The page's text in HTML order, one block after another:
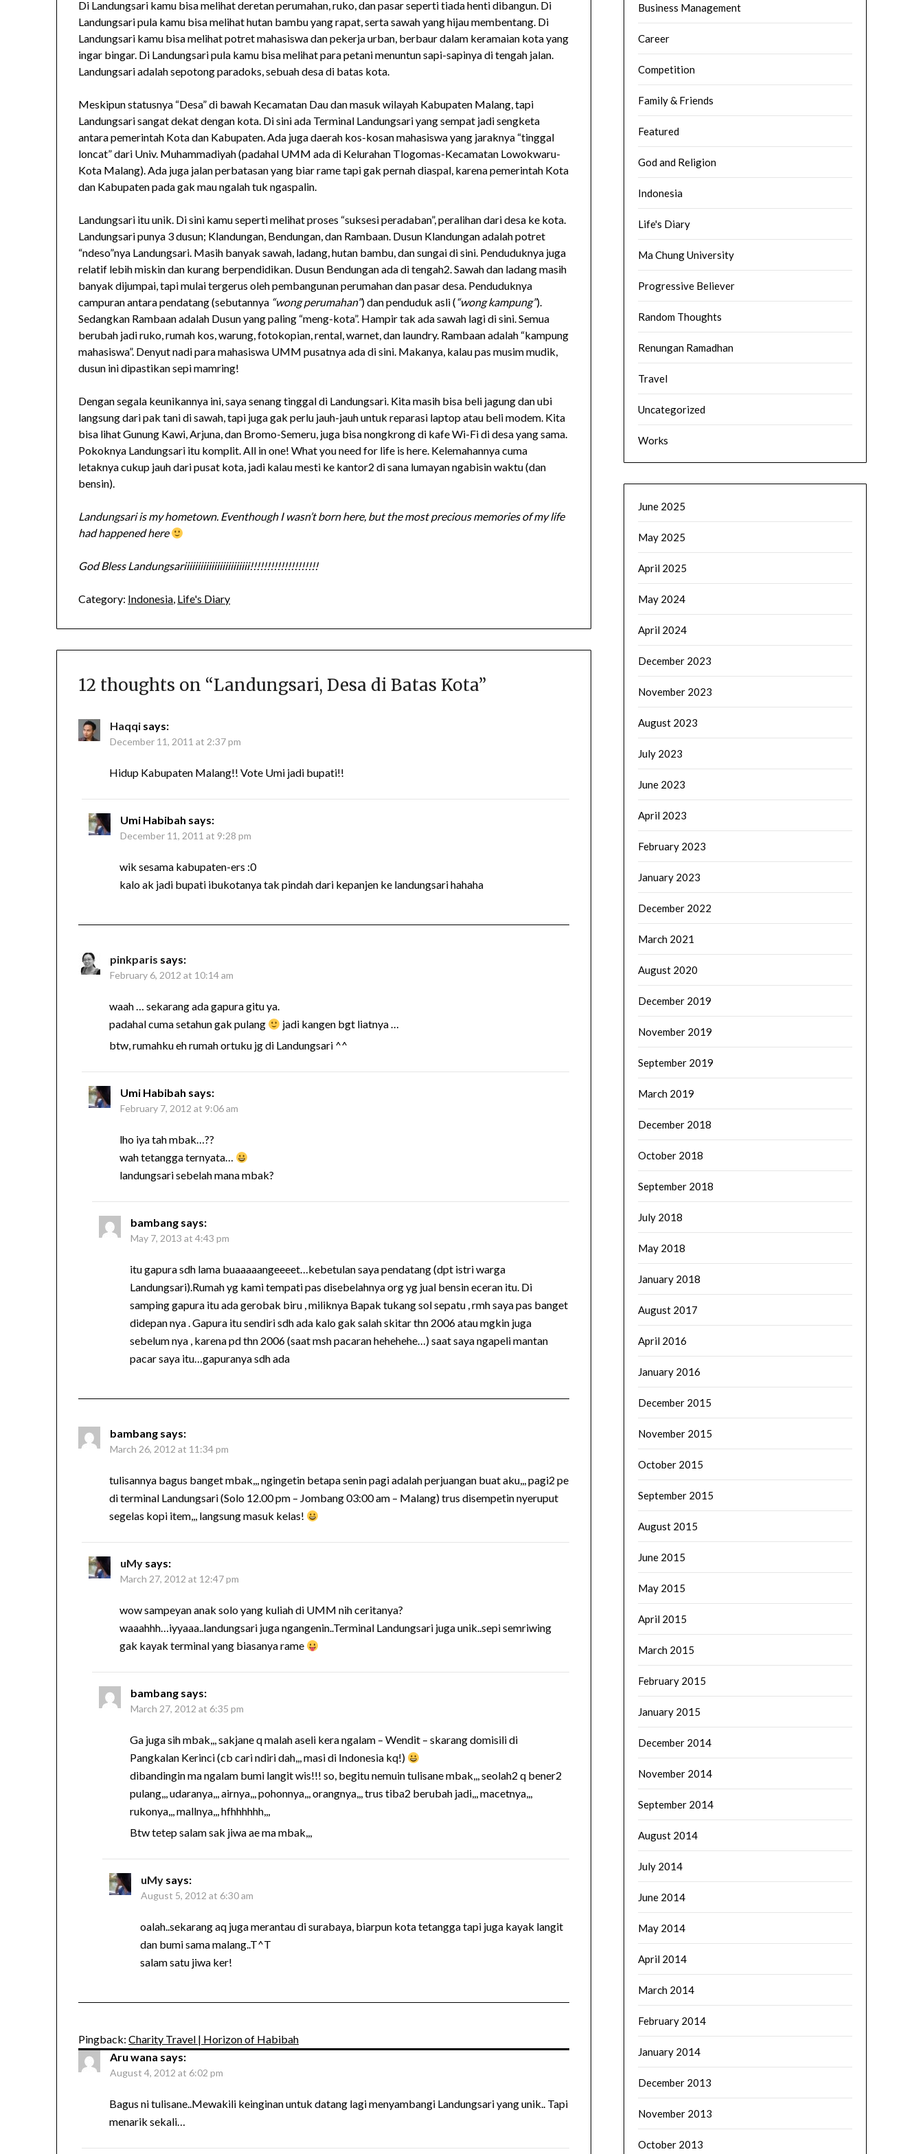
Di Landungsari kamu bisa melihat deretan perumahan, ruko, dan pasar seperti tiada henti dibangun. Di
Landungsari pula kamu bisa melihat hutan bambu yang rapat, serta sawah yang hijau membentang. Di
Landungsari kamu bisa melihat potret mahasiswa dan pekerja urban, berbaur dalam keramaian kota yang
ingar bingar. Di Landungsari pula kamu bisa melihat para petani menuntun sapi-sapinya di tengah jalan.
Landungsari adalah sepotong paradoks, sebuah desa di batas kota.
Meskipun statusnya “Desa” di bawah Kecamatan Dau dan masuk wilayah Kabupaten Malang, tapi
Landungsari sangat dekat dengan kota. Di sini ada Terminal Landungsari yang sempat jadi sengketa
antara pemerintah Kota dan Kabupaten. Ada juga daerah kos-kosan mahasiswa yang jaraknya “tinggal
loncat” dari Univ. Muhammadiyah (padahal UMM ada di Kelurahan Tlogomas-Kecamatan Lowokwaru-
Kota Malang). Ada juga jalan perbatasan yang biar rame tapi gak pernah diaspal, karena pemerintah Kota
dan Kabupaten pada gak mau ngalah tuk ngaspalin.
Landungsari itu unik. Di sini kamu seperti melihat proses “suksesi peradaban”, peralihan dari desa ke kota.
Landungsari punya 3 dusun; Klandungan, Bendungan, dan Rambaan. Dusun Klandungan adalah potret
“ndeso”nya Landungsari. Masih banyak sawah, ladang, hutan bambu, dan sungai di sini. Penduduknya juga
relatif lebih miskin dan kurang berpendidikan. Dusun Bendungan ada di tengah2. Sawah dan ladang masih
banyak dijumpai, tapi mulai tergerus oleh pembangunan perumahan dan pasar desa. Penduduknya
campuran antara pendatang (sebutannya “wong perumahan”) dan penduduk asli (“wong kampung”).
Sedangkan Rambaan adalah Dusun yang paling “meng-kota”. Hampir tak ada sawah lagi di sini. Semua
berubah jadi ruko, rumah kos, warung, fotokopian, rental, warnet, dan laundry. Rambaan adalah “kampung
mahasiswa”. Denyut nadi para mahasiswa UMM pusatnya ada di sini. Makanya, kalau pas musim mudik,
dusun ini dipastikan sepi mamring!
Dengan segala keunikannya ini, saya senang tinggal di Landungsari. Kita masih bisa beli jagung dan ubi
langsung dari pak tani di sawah, tapi juga gak perlu jauh-jauh untuk reparasi laptop atau beli modem. Kita
bisa lihat Gunung Kawi, Arjuna, dan Bromo-Semeru, juga bisa nongkrong di kafe Wi-Fi di desa yang sama.
Pokoknya Landungsari itu komplit. All in one! What you need for life is here. Kelemahannya cuma
letaknya cukup jauh dari pusat kota, jadi kalau mesti ke kantor2 di sana lumayan ngabisin waktu (dan
bensin).
Landungsari is my hometown. Eventhough I wasn’t born here, but the most precious memories of my life
had happened here
God Bless Landungsariiiiiiiiiiiiiiiiiiiiiiii!!!!!!!!!!!!!!!!!!!!
Category: Indonesia, Life's Diary
12 thoughts on “Landungsari, Desa di Batas Kota”
Haqqi says:
December 11, 2011 at 2:37 pm
Hidup Kabupaten Malang!! Vote Umi jadi bupati!!
Umi Habibah says:
December 11, 2011 at 9:28 pm
wik sesama kabupaten-ers :0
kalo ak jadi bupati ibukotanya tak pindah dari kepanjen ke landungsari hahaha
pinkparis says:
February 6, 2012 at 10:14 am
waah … sekarang ada gapura gitu ya.
padahal cuma setahun gak pulang
jadi kangen bgt liatnya …
btw, rumahku eh rumah ortuku jg di Landungsari ^^
Umi Habibah says:
February 7, 2012 at 9:06 am
lho iya tah mbak…??
wah tetangga ternyata…
landungsari sebelah mana mbak?
bambang says:
May 7, 2013 at 4:43 pm
itu gapura sdh lama buaaaaangeeeet…kebetulan saya pendatang (dpt istri warga
Landungsari).Rumah yg kami tempati pas disebelahnya org yg jual bensin eceran itu. Di
samping gapura itu ada gerobak biru , miliknya Bapak tukang sol sepatu , rmh saya pas banget
didepan nya . Gapura itu sendiri sdh ada kalo gak salah skitar thn 2006 atau mgkin juga
sebelum nya , karena pd thn 2006 (saat msh pacaran hehehehe…) saat saya ngapeli mantan
pacar saya itu…gapuranya sdh ada
bambang says:
March 26, 2012 at 11:34 pm
tulisannya bagus banget mbak,,, ngingetin betapa senin pagi adalah perjuangan buat aku,,, pagi2 pe
di terminal Landungsari (Solo 12.00 pm – Jombang 03:00 am – Malang) trus disempetin nyeruput
segelas kopi item,,, langsung masuk kelas!
uMy says:
March 27, 2012 at 12:47 pm
wow sampeyan anak solo yang kuliah di UMM nih ceritanya?
waaahhh…iyyaaa..landungsari juga ngangenin..Terminal Landungsari juga unik..sepi semriwing
gak kayak terminal yang biasanya rame
bambang says:
March 27, 2012 at 6:35 pm
Ga juga sih mbak,,, sakjane q malah aseli kera ngalam – Wendit – skarang domisili di
Pangkalan Kerinci (cb cari ndiri dah,,, masi di Indonesia kq!)
dibandingin ma ngalam bumi langit wis!!! so, begitu nemuin tulisane mbak,,, seolah2 q bener2
pulang,,, udaranya,,, airnya,,, pohonnya,,, orangnya,,, trus tiba2 berubah jadi,,, macetnya,,,
rukonya,,, mallnya,,, hfhhhhhh,,,
Btw tetep salam sak jiwa ae ma mbak,,,
uMy says:
August 5, 2012 at 6:30 am
oalah..sekarang aq juga merantau di surabaya, biarpun kota tetangga tapi juga kayak langit
dan bumi sama malang..T^T
salam satu jiwa ker!
Pingback:Charity Travel | Horizon of Habibah
Aru wana says:
August 4, 2012 at 6:02 pm
Bagus ni tulisane..Mewakili keinginan untuk datang lagi menyambangi Landungsari yang unik.. Tapi
menarik sekali…
Business Management
Career
Competition
Family & Friends
Featured
God and Religion
Indonesia
Life's Diary
Ma Chung University
Progressive Believer
Random Thoughts
Renungan Ramadhan
Travel
Uncategorized
Works
June 2025
May 2025
April 2025
May 2024
April 2024
December 2023
November 2023
August 2023
July 2023
June 2023
April 2023
February 2023
January 2023
December 2022
March 2021
August 2020
December 2019
November 2019
September 2019
March 2019
December 2018
October 2018
September 2018
July 2018
May 2018
January 2018
August 2017
April 2016
January 2016
December 2015
November 2015
October 2015
September 2015
August 2015
June 2015
May 2015
April 2015
March 2015
February 2015
January 2015
December 2014
November 2014
September 2014
August 2014
July 2014
June 2014
May 2014
April 2014
March 2014
February 2014
January 2014
December 2013
November 2013
October 2013